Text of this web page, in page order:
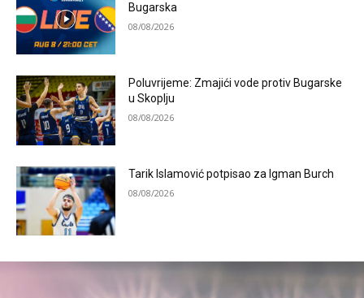
Bugarska
08/08/2026
Poluvrijeme: Zmajići vode protiv Bugarske
u Skoplju
08/08/2026
Tarik Islamović potpisao za Igman Burch
08/08/2026